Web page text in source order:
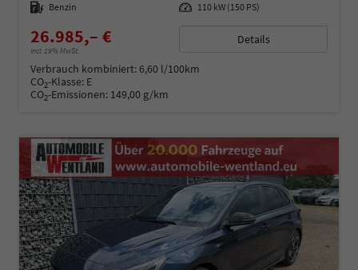
Kraftstoff Benzin Leistung 110 kW (150 PS)
26.985,– €
incl. 19% MwSt.
Details
Verbrauch kombiniert:6,60 l/100km
CO2-Klasse: E
CO2-Emissionen: 149,00 g/km